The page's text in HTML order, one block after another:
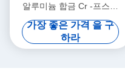
알루미늄 합금 Cr -프스틸
14,18,24 " 90-급은 조밀 공간
에 적합하여서 오프셋되었습
니다
가장 좋은 가격 을 구
하라